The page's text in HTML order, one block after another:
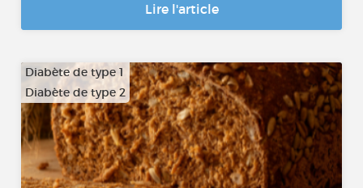
Lire l'article
Diabète de type 1
Diabète de type 2